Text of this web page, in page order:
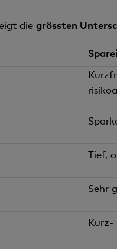
die grössten
Tief,
Sehr
Kurz-